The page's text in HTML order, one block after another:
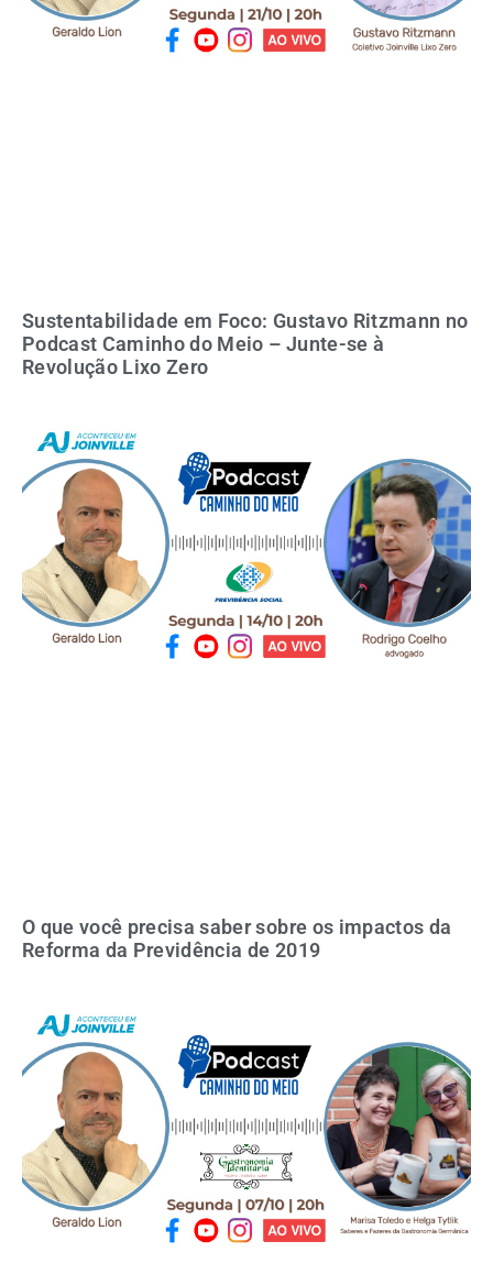
Sustentabilidade em Foco: Gustavo Ritzmann no
Podcast Caminho do Meio – Junte-se à
Revolução Lixo Zero
O que você precisa saber sobre os impactos da
Reforma da Previdência de 2019